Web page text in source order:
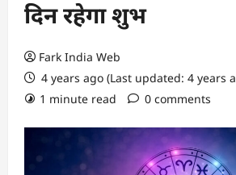
दिन रहेगा शुभ
Fark India Web
4 years ago (Last updated: 4 years
1 minute read
0 comments